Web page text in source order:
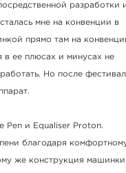
разработки
мне на конвенции в
прямо там на
в ее плюсах и минусах не
Но после
Pen и Equaliser Proton.
благодаря
же конструкция машинки